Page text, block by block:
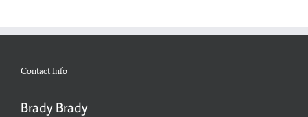
Contact Info
Brady Brady